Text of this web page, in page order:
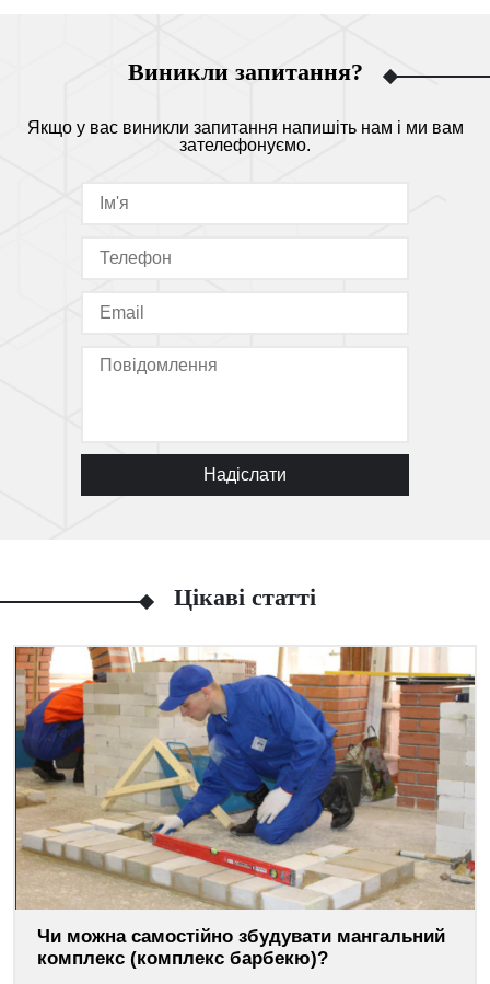
Виникли запитання?
Якщо у вас виникли запитання напишіть нам і ми вам
зателефонуємо.
Надіслати
Цікаві статті
Чи можна самостійно збудувати мангальний
комплекс (комплекс барбекю)?